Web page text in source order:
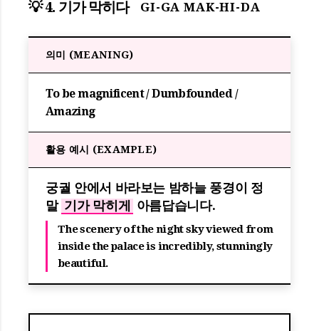
💡 4. 기가 막히다 GI-GA MAK-HI-DA
의미 (MEANING)
To be magnificent / Dumbfounded /
Amazing
활용 예시 (EXAMPLE)
궁궐 안에서 바라보는 밤하늘 풍경이 정
말 기가 막히게 아름답습니다.
The scenery of the night sky viewed from
inside the palace is incredibly, stunningly
beautiful.